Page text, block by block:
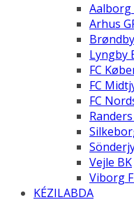
Aalborg
Arhus
Lyngby
FC
FC
FC
Randers
Vejle BK
Viborg
KÉZILABDA